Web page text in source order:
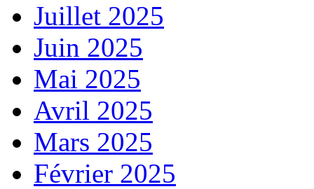
Juillet 2025
Juin 2025
Mai 2025
Avril 2025
Mars 2025
Février 2025